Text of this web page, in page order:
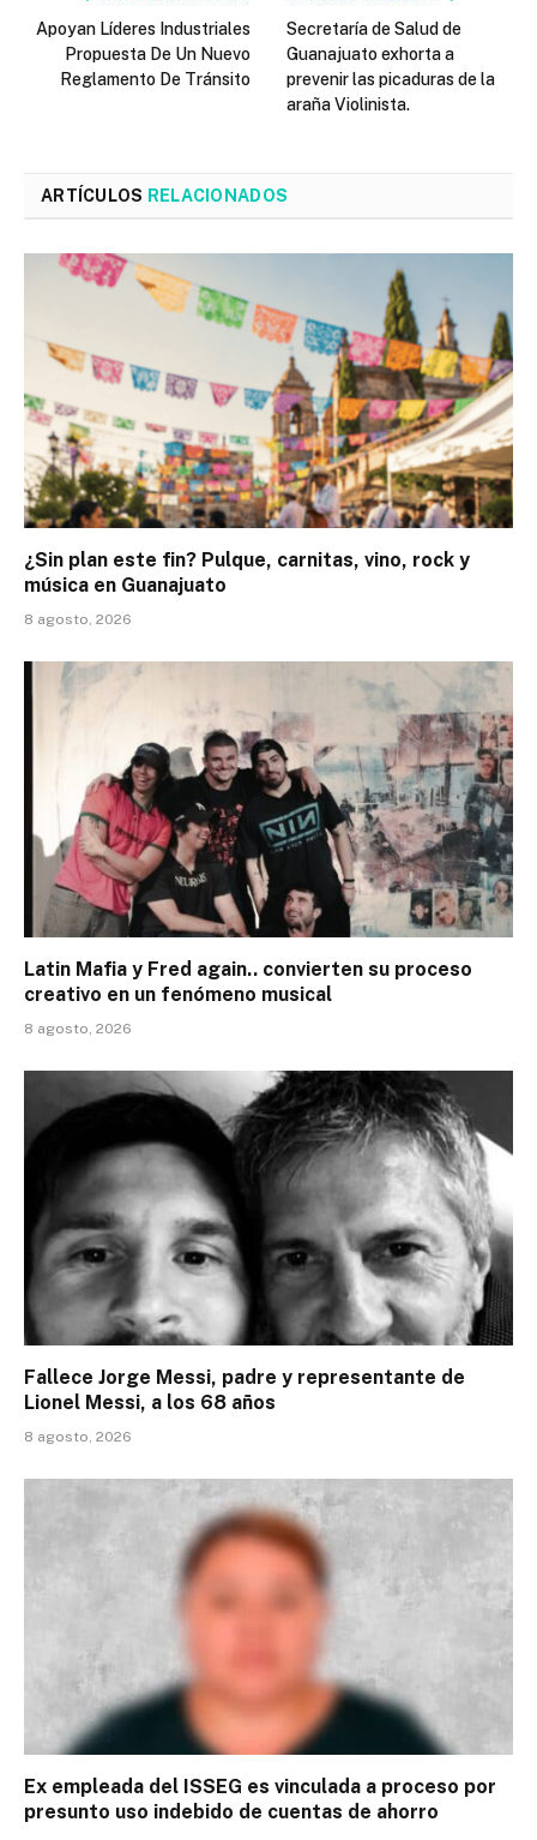
Apoyan Líderes Industriales
Propuesta De Un Nuevo
Reglamento De Tránsito
Secretaría de Salud de
Guanajuato exhorta a
prevenir las picaduras de la
araña Violinista.
ARTÍCULOS RELACIONADOS
¿Sin plan este fin? Pulque, carnitas, vino, rock y
música en Guanajuato
8 agosto, 2026
Latin Mafia y Fred again.. convierten su proceso
creativo en un fenómeno musical
8 agosto, 2026
Fallece Jorge Messi, padre y representante de
Lionel Messi, a los 68 años
8 agosto, 2026
Ex empleada del ISSEG es vinculada a proceso por
presunto uso indebido de cuentas de ahorro